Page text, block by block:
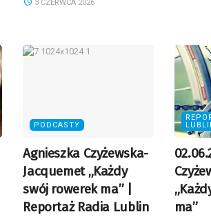
3 CZERWCA 2026
PODCASTY
Agnieszka Czyżewska-
Jacquemet „Każdy
swój rowerek ma” |
Reportaż Radia Lublin
ma”